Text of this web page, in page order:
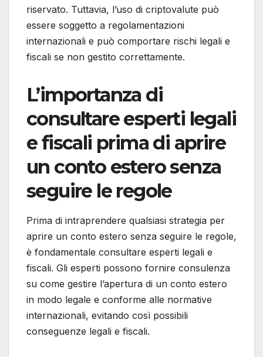
riservato. Tuttavia, l’uso di criptovalute può
essere soggetto a regolamentazioni
internazionali e può comportare rischi legali e
fiscali se non gestito correttamente.
L’importanza di
consultare esperti legali
e fiscali prima di aprire
un conto estero senza
seguire le regole
Prima di intraprendere qualsiasi strategia per
aprire un conto estero senza seguire le regole,
è fondamentale consultare esperti legali e
fiscali. Gli esperti possono fornire consulenza
su come gestire l’apertura di un conto estero
in modo legale e conforme alle normative
internazionali, evitando così possibili
conseguenze legali e fiscali.